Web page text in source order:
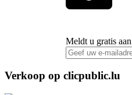
Meldt u gratis
Verkoop op clicpublic.lu